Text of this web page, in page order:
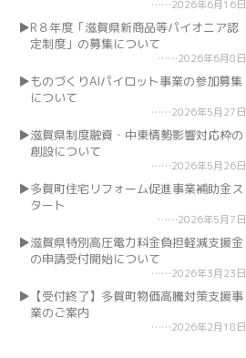
2026年6月16日
R８年度「滋賀県新商品等パイオニア認
定制度」の募集について
2026年6月8日
ものづくりAIパイロット事業の参加募集
について
2026年5月27日
滋賀県制度融資・中東情勢影響対応枠の
創設について
2026年5月26日
多賀町住宅リフォーム促進事業補助金ス
タート
2026年5月7日
滋賀県特別高圧電力料金負担軽減支援金
の申請受付開始について
2026年3月23日
【受付終了】多賀町物価高騰対策支援事
業のご案内
2026年2月18日